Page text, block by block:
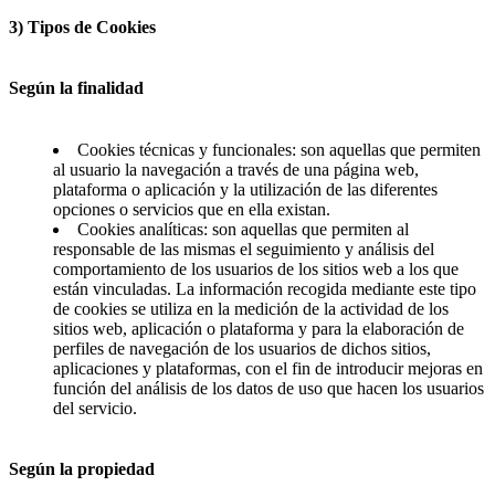
3) Tipos de Cookies
Según la finalidad
Cookies técnicas y funcionales: son aquellas que permiten
al usuario la navegación a través de una página web,
plataforma o aplicación y la utilización de las diferentes
opciones o servicios que en ella existan.
Cookies analíticas: son aquellas que permiten al
responsable de las mismas el seguimiento y análisis del
comportamiento de los usuarios de los sitios web a los que
están vinculadas. La información recogida mediante este tipo
de cookies se utiliza en la medición de la actividad de los
sitios web, aplicación o plataforma y para la elaboración de
perfiles de navegación de los usuarios de dichos sitios,
aplicaciones y plataformas, con el fin de introducir mejoras en
función del análisis de los datos de uso que hacen los usuarios
del servicio.
Según la propiedad